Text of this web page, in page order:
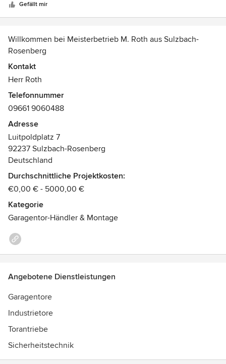
Anwalt. NICHT zu empfehlen!
Gefällt mir
Willkommen bei Meisterbetrieb M. Roth aus Sulzbach-
Rosenberg
Kontakt
Herr Roth
Telefonnummer
09661 9060488
Adresse
Luitpoldplatz 7
92237 Sulzbach-Rosenberg
Deutschland
Durchschnittliche Projektkosten:
€0,00 € - 5000,00 €
Kategorie
Garagentor-Händler & Montage
Angebotene Dienstleistungen
Garagentore
Industrietore
Torantriebe
Sicherheitstechnik